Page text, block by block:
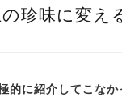
の珍味に変え
的に紹介してこなか